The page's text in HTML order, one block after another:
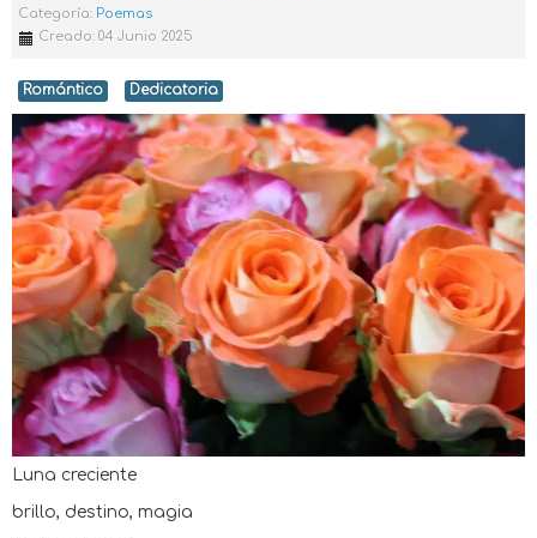
Categoría: Poemas
Creado: 04 Junio 2025
Romántico Dedicatoria
Luna creciente
brillo, destino, magia